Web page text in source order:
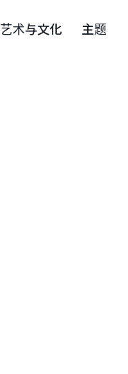
艺术与文化 主题